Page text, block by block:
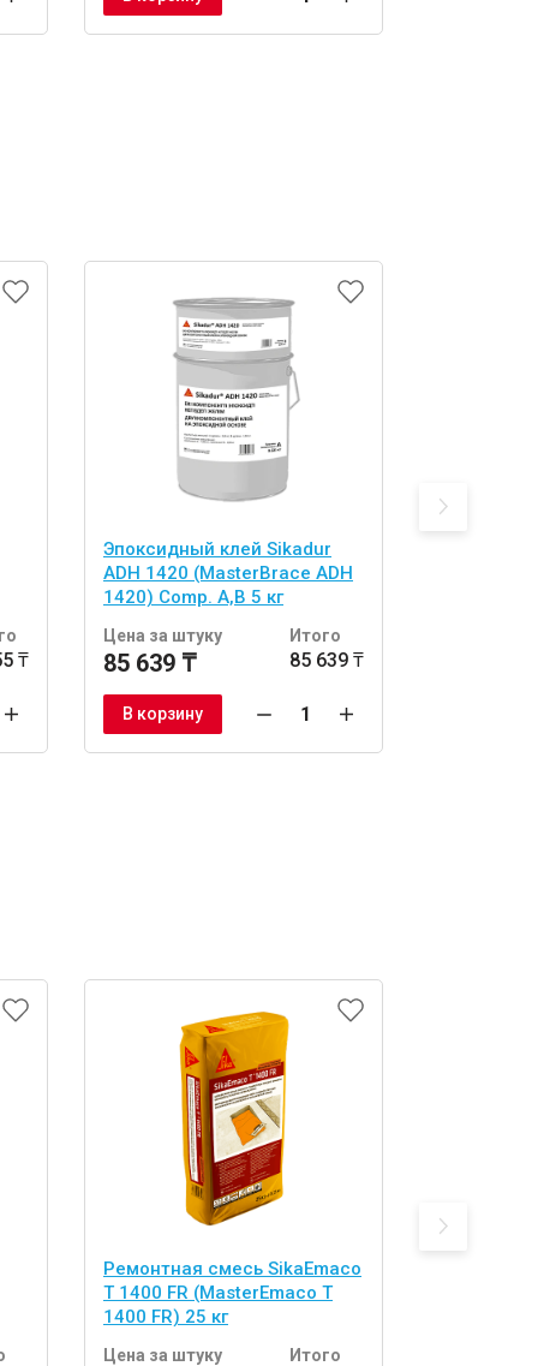
₸
Эпоксидный клей Sikadur
ADH 1420 (MasterBrace ADH
1420) Comp. A,B 5 кг
Цена за штуку
85 639 ₸
Итого
85 639 ₸
В корзину
Ремонтная смесь SikaEmaco
T 1400 FR (MasterEmaco T
1400 FR) 25 кг
Цена за штуку Итого